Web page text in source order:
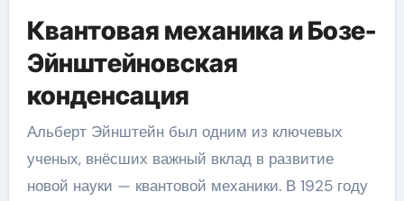
Квантовая механика и Бозе-
Эйнштейновская
конденсация
Альберт Эйнштейн был одним из ключевых
ученых, внёсших важный вклад в развитие
новой науки — квантовой механики. В 1925 году